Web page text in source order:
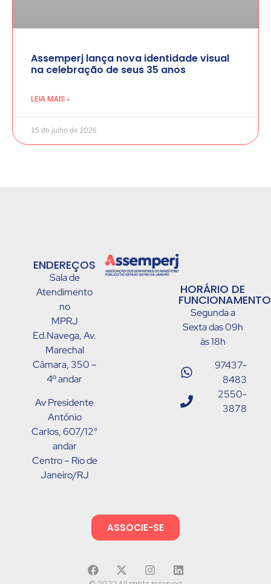
Assemperj lança nova identidade visual
na celebração de seus 35 anos
LEIA MAIS »
15 de julho de 2026
ENDEREÇOS
Sala de
Atendimento
no
MPRJ
Ed.Navega, Av.
Marechal
Câmara, 350 –
4º andar
Av Presidente
Antônio
Carlos, 607/12°
andar
Centro – Rio de
Janeiro/RJ
HORÁRIO DE
Segunda a
Sexta das 09h
às 18h
97437-
8483
2550-
3878
ASSOCIE-SE